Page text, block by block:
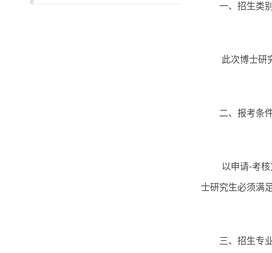
一、招生类
此次博士研
二、报考条
以申请-考
士研究生必须满
三、招生专